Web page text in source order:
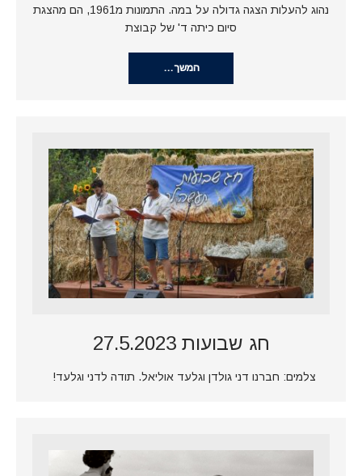
נהוג להעלות הצגה גדולה על במה. התמונות מ1961, הם מהצגת
סיום כיתה ד' של קבוצת
המשך…
חג שבועות 27.5.2023
צלמים: חברנו דני גולדן וגלעד אוליאל. תודה לדני וגלעד!